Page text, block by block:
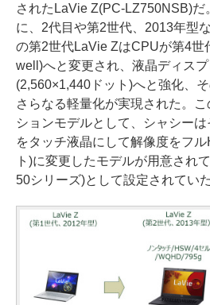
されたLaVie Z(PC-LZ750NSB)だ
に、2代目や第2世代、2013年型
の第2世代LaVie ZはCPUが第4世
well)へと変更され、液晶ディス
(2,560×1,440ドット)へと強化、
さらなる軽量化が実現された。
ションモデルとして、シャシー
をタッチ液晶にして解像度をフ
ト)に変更したモデルが用意され
50シリーズ)として設定されていた